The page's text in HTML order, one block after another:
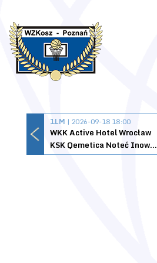
1LM | 2026-09-18 18:00
WKK Active Hotel Wrocław
KSK Qemetica Noteć Inowrocław